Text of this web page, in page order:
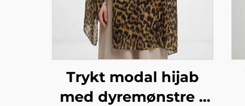
Trykt modal hijab
med dyremønstre –